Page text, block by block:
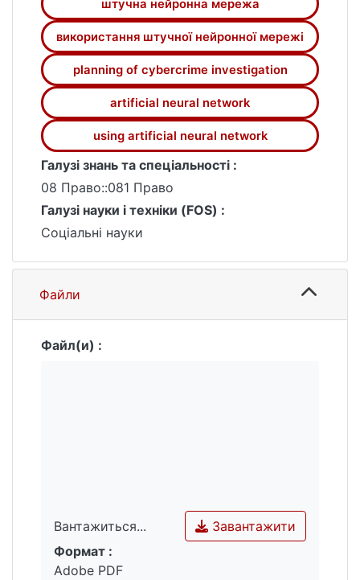
штучна нейронна мережа
використання штучної нейронної мережі
planning of cybercrime investigation
artificial neural network
using artificial neural network
Галузі знань та спеціальності :
08 Право::081 Право
Галузі науки і техніки (FOS) :
Соціальні науки
Файли
Файл(и) :
Вантажиться...
Вантажиться...
Завантажити
Формат :
Adobe PDF